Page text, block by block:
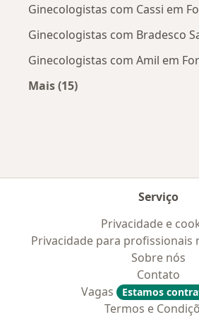
Ginecologistas com Cassi em
Ginecologistas com Bradesco
Ginecologistas com Amil em
Mais (15)
Serviço
Privacidade e
Privacidade para profissionais
Sobre nós
Contato
Vagas
Estamos
Termos e